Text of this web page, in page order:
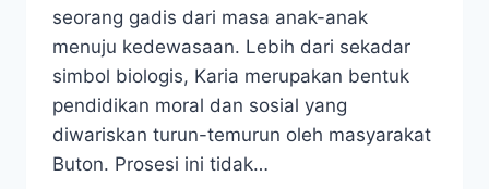
seorang gadis dari masa anak-anak
menuju kedewasaan. Lebih dari sekadar
simbol biologis, Karia merupakan bentuk
pendidikan moral dan sosial yang
diwariskan turun-temurun oleh masyarakat
Buton. Prosesi ini tidak…